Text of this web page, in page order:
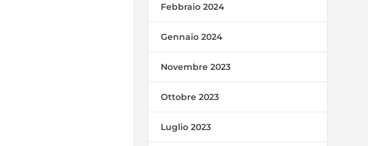
Febbraio 2024
Gennaio 2024
Novembre 2023
Ottobre 2023
Luglio 2023